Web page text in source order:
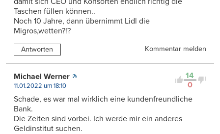
Taschen füllen können..
Noch 10 Jahre, dann übernimmt Lidl die
Migros,wetten?!?
Antworten Kommentar melden
14
0
Michael Werner
11.01.2022 um 18:10
Schade, es war mal wirklich eine kundenfreundliche
Bank.
Die Zeiten sind vorbei. Ich werde mir ein anderes
Geldinstitut suchen.